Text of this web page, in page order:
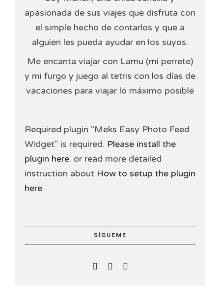
apasionada de sus viajes que disfruta con
el simple hecho de contarlos y que a
alguien les pueda ayudar en los suyos.
Me encanta viajar con Lamu (mi perrete)
y mi furgo y juego al tetris con los días de
vacaciones para viajar lo máximo posible
Required plugin "Meks Easy Photo Feed
Widget" is required. Please install the
plugin here. or read more detailed
instruction about How to setup the plugin
here
SÍGUEME